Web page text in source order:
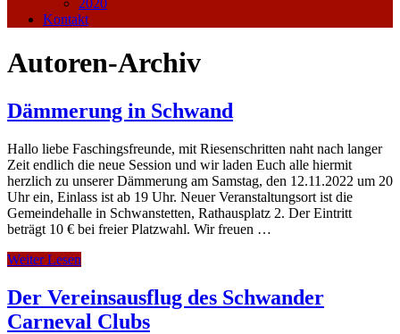
2020
Kontakt
Autoren-Archiv
Dämmerung in Schwand
Hallo liebe Faschingsfreunde, mit Riesenschritten naht nach langer
Zeit endlich die neue Session und wir laden Euch alle hiermit
herzlich zu unserer Dämmerung am Samstag, den 12.11.2022 um 20
Uhr ein, Einlass ist ab 19 Uhr. Neuer Veranstaltungsort ist die
Gemeindehalle in Schwanstetten, Rathausplatz 2. Der Eintritt
beträgt 10 € bei freier Platzwahl. Wir freuen …
Weiter Lesen
Der Vereinsausflug des Schwander
Carneval Clubs